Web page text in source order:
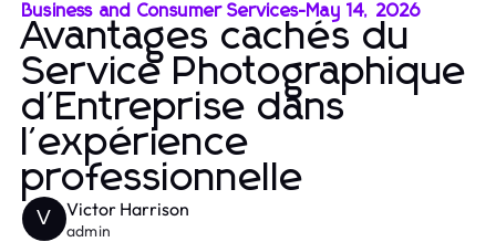
Business and Consumer Services-May 14, 2026
Avantages cachés du
Service Photographique
d'Entreprise dans
l'expérience
professionnelle
V Victor Harrison
admin